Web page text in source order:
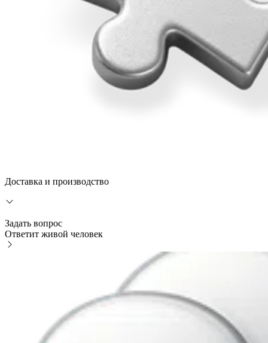
Доставка и производство
Задать вопрос
Ответит живой человек